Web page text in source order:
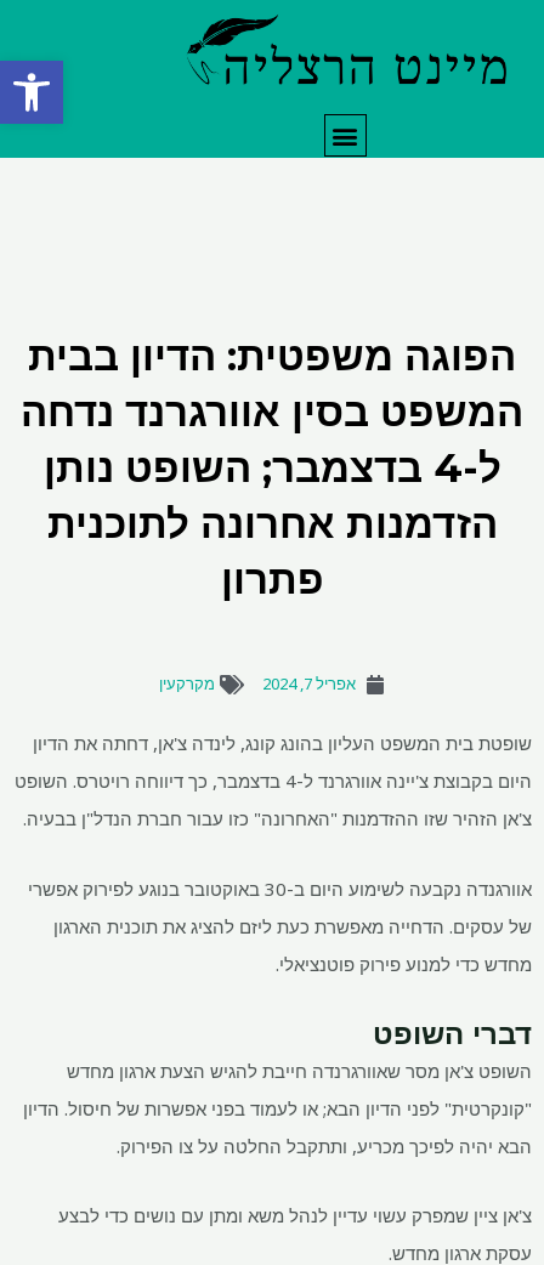
פתח
תפריט
הפוגה משפטית: הדיון בבית
המשפט בסין אוורגרנד נדחה
ל-4 בדצמבר; השופט נותן
הזדמנות אחרונה לתוכנית
פתרון
אפריל 7, 2024 מקרקעין
שופטת בית המשפט העליון בהונג קונג, לינדה צ'אן, דחתה את הדיון
היום בקבוצת צ'יינה אוורגרנד ל-4 בדצמבר, כך דיווחה רויטרס. השופט
צ'אן הזהיר שזו ההזדמנות "האחרונה" כזו עבור חברת הנדל"ן בבעיה.
אוורגנדה נקבעה לשימוע היום ב-30 באוקטובר בנוגע לפירוק אפשרי
של עסקים. הדחייה מאפשרת כעת ליזם להציג את תוכנית הארגון
מחדש כדי למנוע פירוק פוטנציאלי.
דברי השופט
השופט צ'אן מסר שאוורגרנדה חייבת להגיש הצעת ארגון מחדש
"קונקרטית" לפני הדיון הבא; או לעמוד בפני אפשרות של חיסול. הדיון
הבא יהיה לפיכך מכריע, ותתקבל החלטה על צו הפירוק.
צ'אן ציין שמפרק עשוי עדיין לנהל משא ומתן עם נושים כדי לבצע
עסקת ארגון מחדש.